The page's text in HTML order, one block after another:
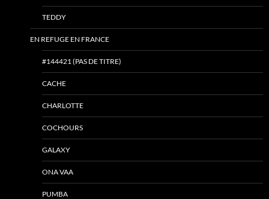
TEDDY
EN REFUGE EN FRANCE
#144421 (PAS DE TITRE)
CACHE
CHARLOTTE
COCHOURS
GALAXY
ONA VAA
PUMBA